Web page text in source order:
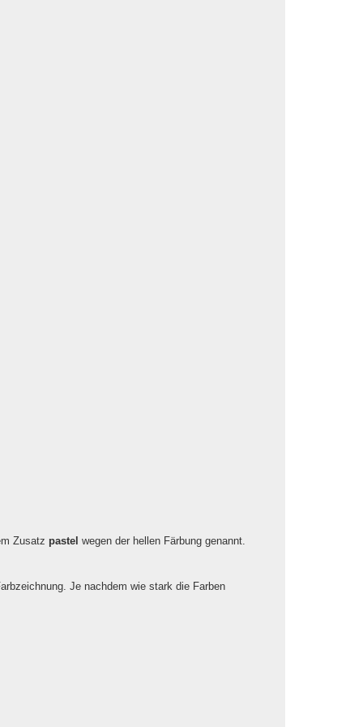
Zusatz pastel wegen der hellen Färbung genannt.
Je nachdem wie stark die Farben